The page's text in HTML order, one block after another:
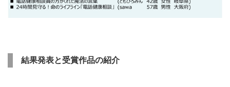
結果発表と受賞作品の紹介